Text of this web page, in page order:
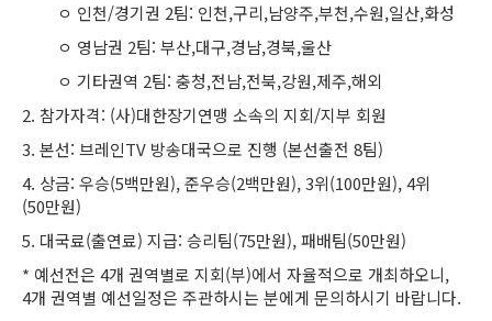
ㅇ 인천/경기권 2팀: 인천,구리,남양주,부천,수원,일산,화성
ㅇ 영남권 2팀: 부산,대구,경남,경북,울산
ㅇ 기타권역 2팀: 충청,전남,전북,강원,제주,해외
2. 참가자격: (사)대한장기연맹 소속의 지회/지부 회원
3. 본선: 브레인TV 방송대국으로 진행 (본선출전 8팀)
4. 상금: 우승(5백만원), 준우승(2백만원), 3위(100만원), 4위
(50만원)
5. 대국료(출연료) 지급: 승리팀(75만원), 패배팀(50만원)
* 예선전은 4개 권역별로 지회(부)에서 자율적으로 개최하오니,
4개 권역별 예선일정은 주관하시는 분에게 문의하시기 바랍니다.